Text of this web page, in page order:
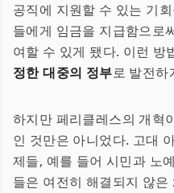
공직에 지원할 수 있는 기
들에게 임금을 지급함으로
여할 수 있게 됐다. 이런 방
정한 대중의 정부로 발전
하지만 페리클레스의 개혁
인 것만은 아니었다. 고대
제들, 예를 들어 시민과 노
들은 여전히 해결되지 않은